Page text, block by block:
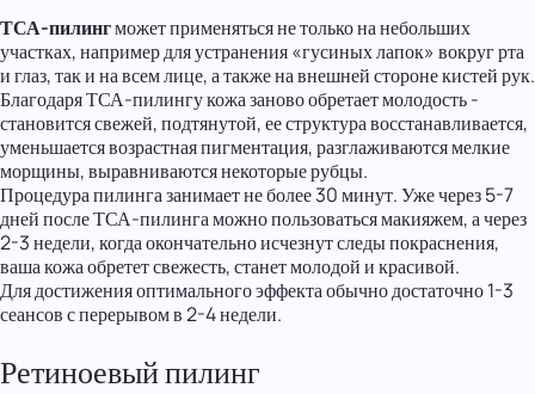
ТСА-пилингможет применяться не только на небольших
участках, например для устранения «гусиных лапок» вокруг рта
и глаз, так и на всем лице, а также на внешней стороне кистей рук.
Благодаря ТСА-пилингу кожа заново обретает молодость -
становится свежей, подтянутой, ее структура восстанавливается,
уменьшается возрастная пигментация, разглаживаются мелкие
морщины, выравниваются некоторые рубцы.
Процедура пилинга занимает не более 30 минут. Уже через 5-7
дней после ТСА-пилинга можно пользоваться макияжем, а через
2-3 недели, когда окончательно исчезнут следы покраснения,
ваша кожа обретет свежесть, станет молодой и красивой.
Для достижения оптимального эффекта обычно достаточно 1-3
сеансов с перерывом в 2-4 недели.
Ретиноевый пилинг